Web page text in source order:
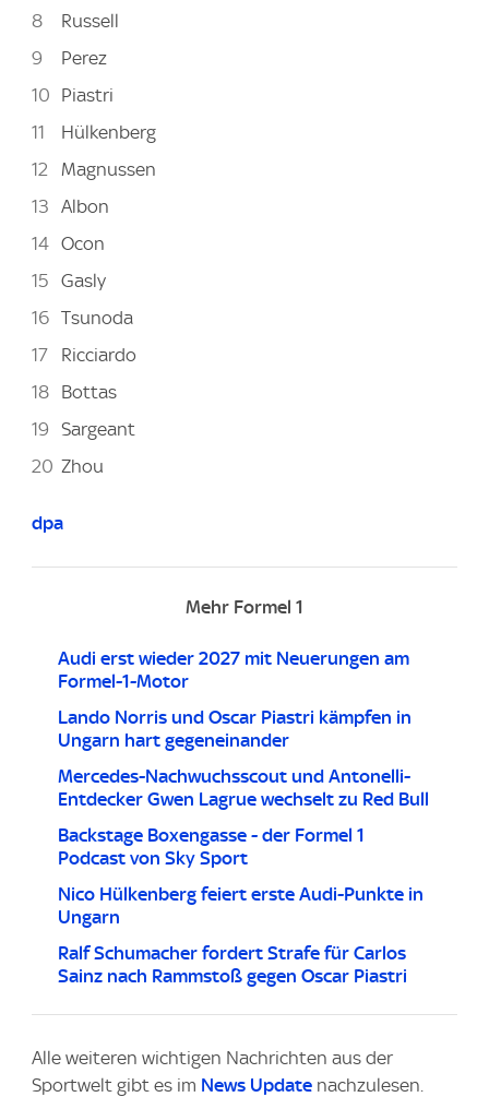
Russell
Perez
Piastri
Hülkenberg
Magnussen
Albon
Ocon
Gasly
Tsunoda
Ricciardo
Bottas
Sargeant
Zhou
dpa
Mehr Formel 1
Audi erst wieder 2027 mit Neuerungen am
Formel-1-Motor
Lando Norris und Oscar Piastri kämpfen in
Ungarn hart gegeneinander
Mercedes-Nachwuchsscout und Antonelli-
Entdecker Gwen Lagrue wechselt zu Red Bull
Backstage Boxengasse - der Formel 1
Podcast von Sky Sport
Nico Hülkenberg feiert erste Audi-Punkte in
Ungarn
Ralf Schumacher fordert Strafe für Carlos
Sainz nach Rammstoß gegen Oscar Piastri
Alle weiteren wichtigen Nachrichten aus der
Sportwelt gibt es im News Update nachzulesen.